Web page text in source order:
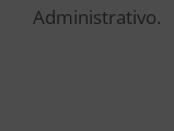
Administrativo.